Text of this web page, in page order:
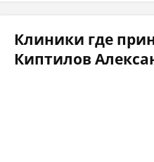
Клиники где
Киптилов